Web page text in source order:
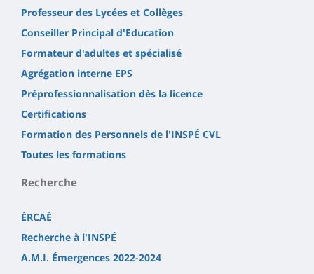
Professeur des Lycées et Collèges
Conseiller Principal d'Education
Formateur d'adultes et spécialisé
Agrégation interne EPS
Préprofessionnalisation dès la licence
Certifications
Formation des Personnels de l'INSPÉ CVL
Toutes les formations
Recherche
ÉRCAÉ
Recherche à l'INSPÉ
A.M.I. Émergences 2022-2024